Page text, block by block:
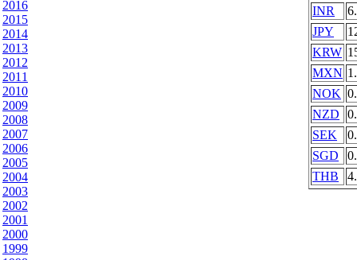
2016
2015
2014
2013
2012
2011
2010
2009
2008
2007
2006
2005
2004
2003
2002
2001
2000
1999
INR
JPY
KRW
MXN
NOK
NZD
SEK
SGD
THB